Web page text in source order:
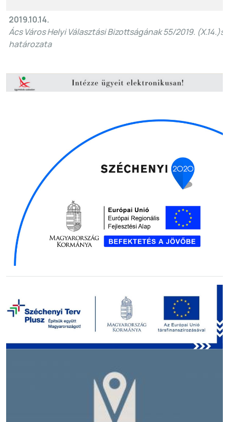
2019.10.14.
Ács Város Helyi Választási Bizottságának 55/2019.
határozata